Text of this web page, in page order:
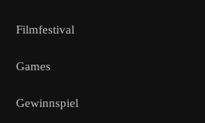
Filmfestival
Games
Gewinnspiel